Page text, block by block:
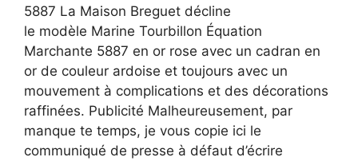
5887 La Maison Breguet décline
le modèle Marine Tourbillon Équation
Marchante 5887 en or rose avec un cadran en
or de couleur ardoise et toujours avec un
mouvement à complications et des décorations
raffinées. Publicité Malheureusement, par
manque te temps, je vous copie ici le
communiqué de presse à défaut d’écrire